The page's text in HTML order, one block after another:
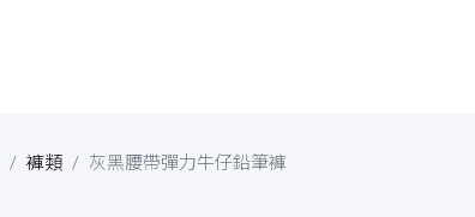
褲類 灰黑腰帶彈力牛仔鉛筆褲